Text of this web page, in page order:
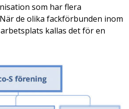
som har flera
de olika fackförbunden inom
kallas det för en